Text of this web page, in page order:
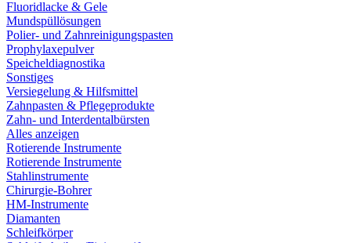
Fluoridlacke & Gele
Mundspüllösungen
Polier- und Zahnreinigungspasten
Prophylaxepulver
Speicheldiagnostika
Sonstiges
Versiegelung & Hilfsmittel
Zahnpasten & Pflegeprodukte
Zahn- und Interdentalbürsten
Alles anzeigen
Rotierende Instrumente
Rotierende Instrumente
Stahlinstrumente
Chirurgie-Bohrer
HM-Instrumente
Diamanten
Schleifkörper